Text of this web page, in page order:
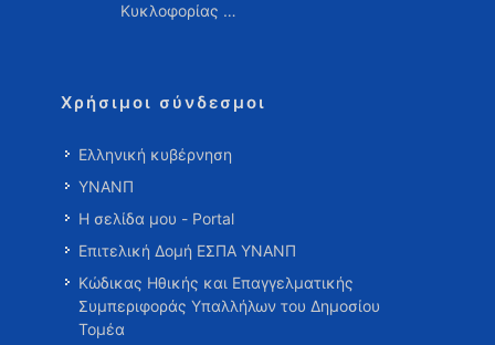
Κυκλοφορίας …
Χρήσιμοι σύνδεσμοι
Ελληνική κυβέρνηση
ΥΝΑΝΠ
Η σελίδα μου - Portal
Επιτελική Δομή ΕΣΠΑ ΥΝΑΝΠ
Κώδικας Ηθικής και Επαγγελματικής
Συμπεριφοράς Υπαλλήλων του Δημοσίου
Τομέα